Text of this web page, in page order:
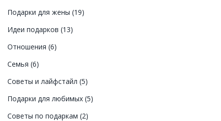
Подарки для жены (19)
Идеи подарков (13)
Отношения (6)
Семья (6)
Советы и лайфстайл (5)
Подарки для любимых (5)
Советы по подаркам (2)